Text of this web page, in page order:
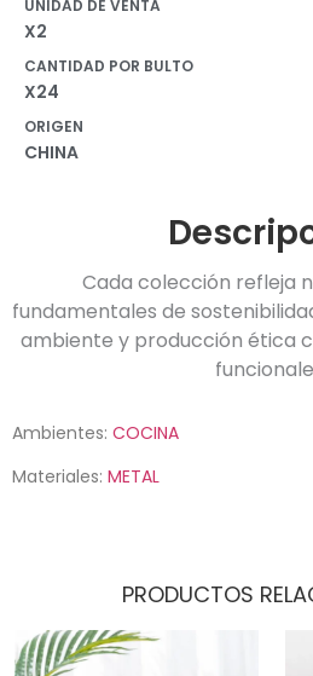
UNIDAD DE VENTA
X2
CANTIDAD POR BULTO
X24
ORIGEN
CHINA
Cada colección refleja
fundamentales de
ambiente y producción ética
Ambientes: COCINA
Materiales: METAL
PRODUCTOS